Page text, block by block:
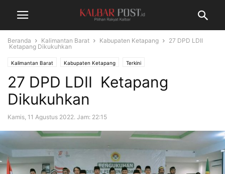
Beranda Kalimantan Barat Kabupaten Ketapang
27 DPD LDII
Ketapang Dikukuhkan
Kalimantan Barat Kabupaten Ketapang Terkini
27 DPD LDII Ketapang
Dikukuhkan
Kamis, 11 Agustus 2022. Jam: 22:15